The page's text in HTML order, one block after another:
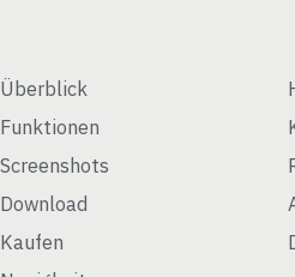
Überblick
Funktionen
Screenshots
Download
Kaufen